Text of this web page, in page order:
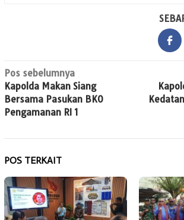
Navigasi
pos
Pos sebelumnya
Kapolda Makan Siang
Bersama Pasukan BKO
Pengamanan RI 1
POS TERKAIT